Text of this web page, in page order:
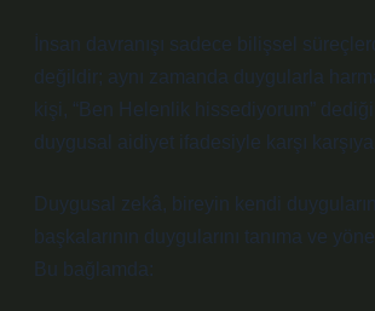
İnsan davranışı sadece bilişsel
değildir; aynı zamanda duygularla
kişi, “Ben Helenlik hissediyorum”
duygusal aidiyet ifadesiyle karşı
Duygusal zekâ, bireyin kendi
başkalarının duygularını tanıma ve
Bu bağlamda: